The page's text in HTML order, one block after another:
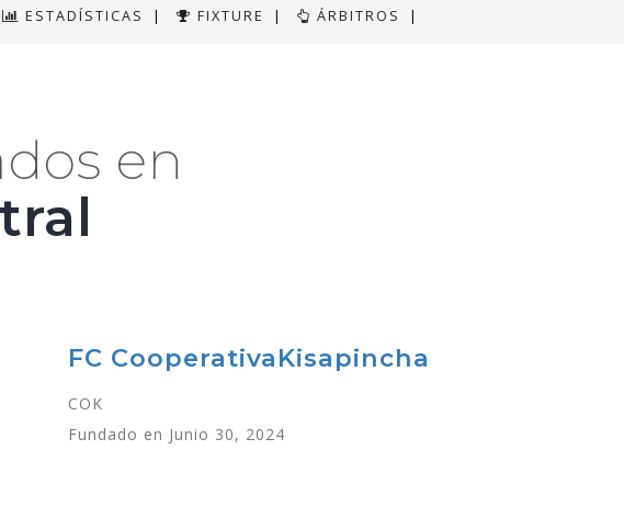
ESTADÍSTICAS | FIXTURE | ÁRBITROS |
en
FC CooperativaKisapincha
COK
Fundado en Junio 30, 2024